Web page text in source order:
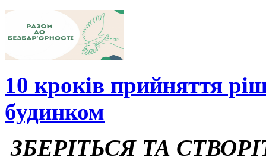
10 кроків прийняття
будинком
ЗБЕРІТЬСЯ ТА